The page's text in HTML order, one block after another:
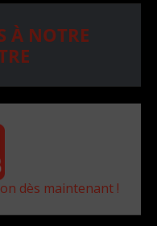
À NOTRE
dès maintenant !